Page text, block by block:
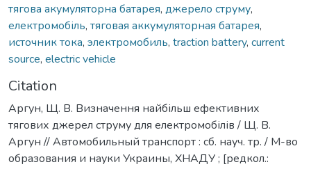
тягова акумуляторна батарея, джерело струму,
електромобіль, тяговая аккумуляторная батарея,
источник тока, электромобиль, traction battery, current
source, electric vehicle
Citation
Аргун, Щ. В. Визначення найбільш ефективних
тягових джерел струму для електромобілів / Щ. В.
Аргун // Автомобильный транспорт : сб. науч. тр. / М-во
образования и науки Украины, ХНАДУ ; [редкол.: